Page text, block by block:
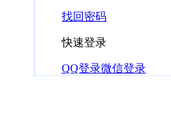
找回密码
快速登录
QQ登录微信登录